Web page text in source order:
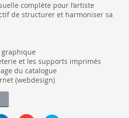
complète pour l’artiste
de structurer et harmoniser sa
et les supports imprimés
du catalogue
(webdesign)